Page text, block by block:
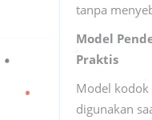
tanpa
Model
Praktis
Model kodok
digunakan